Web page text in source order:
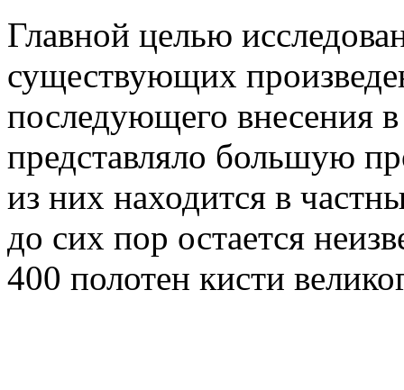
Главной целью
существующих
последующего внесения в
представляло большую
из них находится в
до сих пор остается
400 полотен кисти